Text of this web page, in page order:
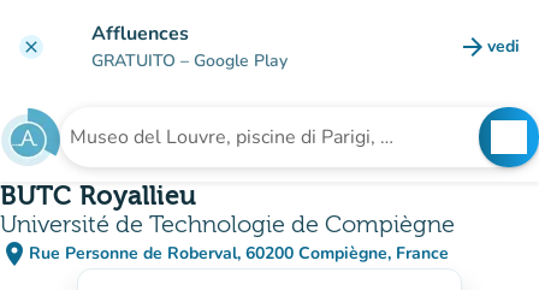
clear Affluences
GRATUITO – Google Play arrow_forward vedi
Cerca una struttura
BUTC Royallieu
Université de Technologie de Compiègne
place Rue Personne de Roberval, 60200 Compiègne, France
(apri in Google Maps)
(nuova scheda)